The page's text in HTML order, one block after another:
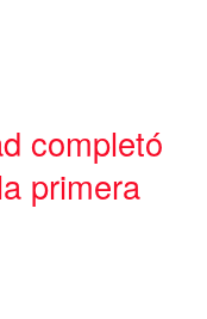
completó
primera